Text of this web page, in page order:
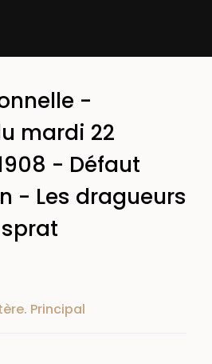
presse
-
mardi 22
- Défaut
- Les dragueurs
Principal